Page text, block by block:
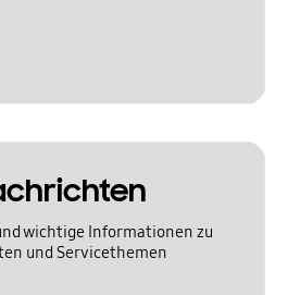
wichtige Informationen zu
und Servicethemen